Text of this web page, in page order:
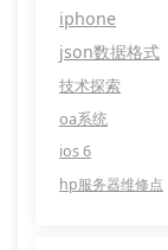
iphone
json数据格式
技术探索
oa系统
ios 6
hp服务器维修点